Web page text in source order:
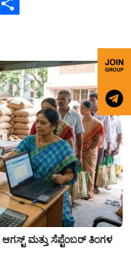
ಮತ್ತು ಸೆಪ್ಟೆಂಬರ್ ತಿಂಗಳ